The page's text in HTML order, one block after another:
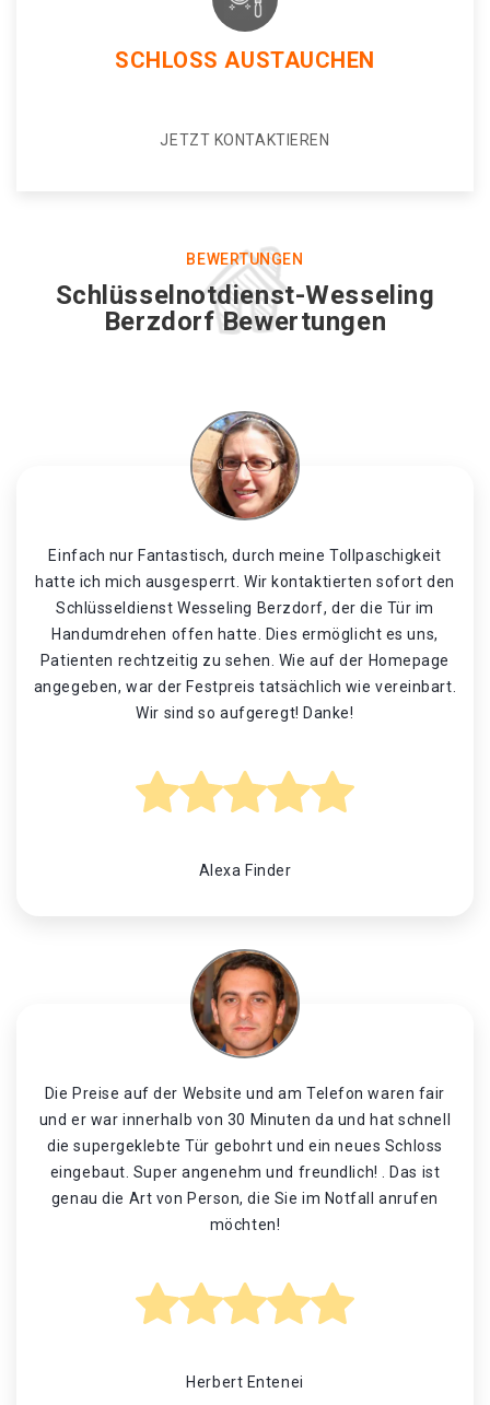
SCHLOSS AUSTAUCHEN
JETZT KONTAKTIEREN
BEWERTUNGEN
Schlüsselnotdienst-Wesseling
Berzdorf Bewertungen
Einfach nur Fantastisch, durch meine Tollpaschigkeit
hatte ich mich ausgesperrt. Wir kontaktierten sofort den
Schlüsseldienst Wesseling Berzdorf, der die Tür im
Handumdrehen offen hatte. Dies ermöglicht es uns,
Patienten rechtzeitig zu sehen. Wie auf der Homepage
angegeben, war der Festpreis tatsächlich wie vereinbart.
Wir sind so aufgeregt! Danke!
Alexa Finder
Die Preise auf der Website und am Telefon waren fair
und er war innerhalb von 30 Minuten da und hat schnell
die supergeklebte Tür gebohrt und ein neues Schloss
eingebaut. Super angenehm und freundlich! . Das ist
genau die Art von Person, die Sie im Notfall anrufen
möchten!
Herbert Entenei